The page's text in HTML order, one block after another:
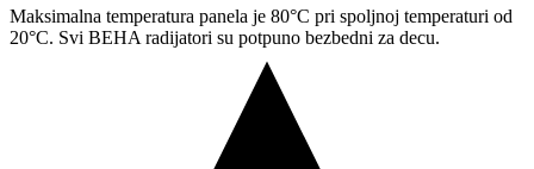
Maksimalna temperatura panela je 80°C pri spoljnoj temperaturi od
20°C. Svi BEHA radijatori su potpuno bezbedni za decu.